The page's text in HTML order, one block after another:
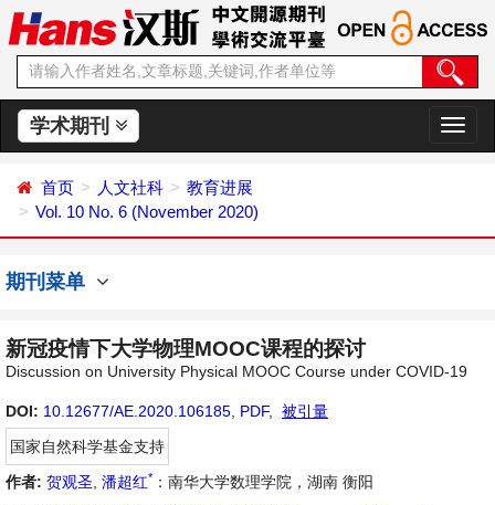
学术期刊
切
换
首页 人文社科
教育进展
Vol. 10 No. 6 (November 2020)
期刊菜单
新冠疫情下大学物理MOOC课程的探讨
Discussion on University Physical MOOC Course under COVID-19
DOI: 10.12677/AE.2020.106185 PDF,
被引量
国家自然科学基金支持
作者: 贺观圣 潘超红* ：南华大学数理学院，湖南 衡阳